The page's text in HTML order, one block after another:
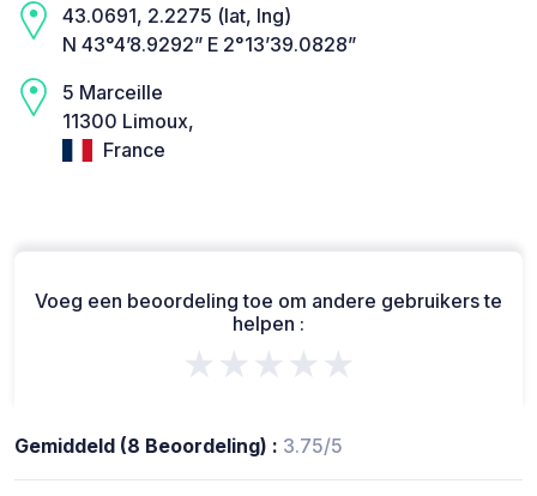
43.0691, 2.2275 (lat, lng)
N 43°4’8.9292” E 2°13’39.0828”
5 Marceille
11300 Limoux,
France
Voeg een beoordeling toe om andere gebruikers te
helpen :
★★★★★
Gemiddeld (8 Beoordeling) : 3.75/5